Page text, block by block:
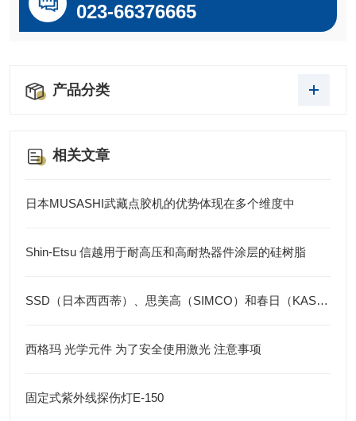
023-66376665
产品分类
相关文章
日本MUSASHI武藏点胶机的优势体现在多个维度中
Shin-Etsu 信越用于耐高压和高耐热器件涂层的硅树脂
SSD（日本西西蒂）、思美高（SIMCO）和春日（KASUGA）三个品牌的防静电产品
西格玛 光学元件 为了安全使用激光 注意事项
固定式紫外线探伤灯E-150